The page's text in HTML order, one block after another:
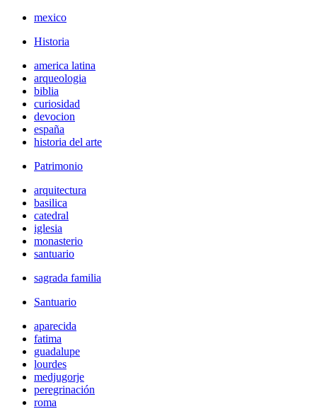
mexico
Historia
america latina
arqueologia
biblia
curiosidad
devocion
españa
historia del arte
Patrimonio
arquitectura
basilica
catedral
iglesia
monasterio
santuario
sagrada familia
Santuario
aparecida
fatima
guadalupe
lourdes
medjugorje
peregrinación
roma